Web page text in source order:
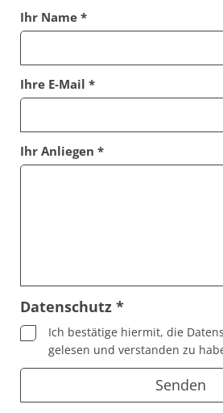
Ihr Name *
Ihre E-Mail *
Ihr Anliegen *
Datenschutz *
Ich bestätige hiermit, die
gelesen und verstanden zu